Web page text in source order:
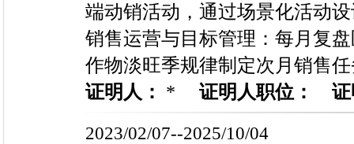
端动销活动，通过场景化活动
销售运营与目标管理：每月复
作物淡旺季规律制定次月销售
证明人： * 证明人职位：
2023/02/07--2025/10/04